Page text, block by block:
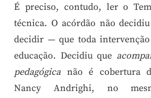
É preciso, contudo, ler o
técnica. O acórdão não
decidir — que toda
educação. Decidiu que
pedagógica não é cobertura
Nancy Andrighi, no